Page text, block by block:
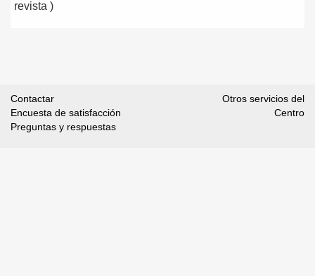
revista )
Contactar
Encuesta de satisfacción
Preguntas y respuestas
Otros servicios del
Centro